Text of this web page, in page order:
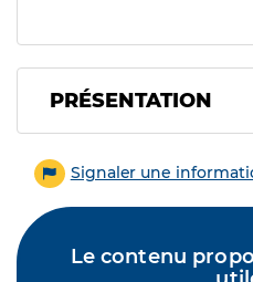
PRÉSENTATION
Signaler une
Le contenu